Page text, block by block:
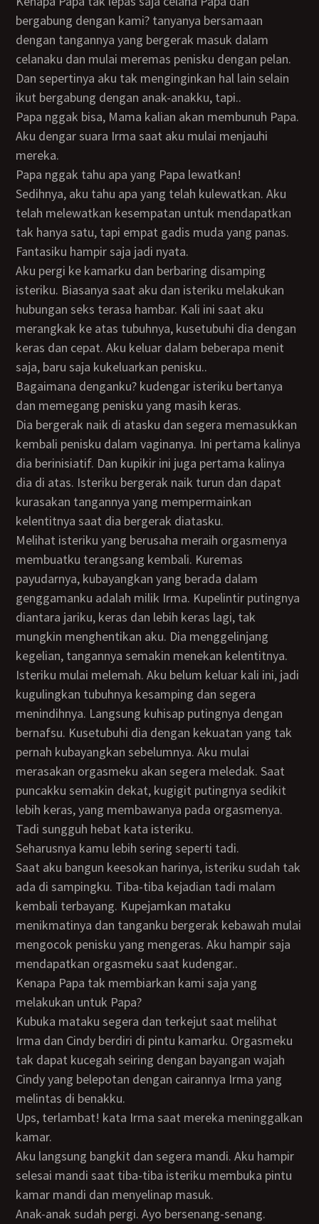
bergabung dengan kami? tanyanya bersamaan
dengan tangannya yang bergerak masuk dalam
celanaku dan mulai meremas penisku dengan pelan.
Dan sepertinya aku tak menginginkan hal lain selain
ikut bergabung dengan anak-anakku, tapi..
Papa nggak bisa, Mama kalian akan membunuh Papa.
Aku dengar suara Irma saat aku mulai menjauhi
mereka.
Papa nggak tahu apa yang Papa lewatkan!
Sedihnya, aku tahu apa yang telah kulewatkan. Aku
telah melewatkan kesempatan untuk mendapatkan
tak hanya satu, tapi empat gadis muda yang panas.
Fantasiku hampir saja jadi nyata.
Aku pergi ke kamarku dan berbaring disamping
isteriku. Biasanya saat aku dan isteriku melakukan
hubungan seks terasa hambar. Kali ini saat aku
merangkak ke atas tubuhnya, kusetubuhi dia dengan
keras dan cepat. Aku keluar dalam beberapa menit
saja, baru saja kukeluarkan penisku..
Bagaimana denganku? kudengar isteriku bertanya
dan memegang penisku yang masih keras.
Dia bergerak naik di atasku dan segera memasukkan
kembali penisku dalam vaginanya. Ini pertama kalinya
dia berinisiatif. Dan kupikir ini juga pertama kalinya
dia di atas. Isteriku bergerak naik turun dan dapat
kurasakan tangannya yang mempermainkan
kelentitnya saat dia bergerak diatasku.
Melihat isteriku yang berusaha meraih orgasmenya
membuatku terangsang kembali. Kuremas
payudarnya, kubayangkan yang berada dalam
genggamanku adalah milik Irma. Kupelintir putingnya
diantara jariku, keras dan lebih keras lagi, tak
mungkin menghentikan aku. Dia menggelinjang
kegelian, tangannya semakin menekan kelentitnya.
Isteriku mulai melemah. Aku belum keluar kali ini, jadi
kugulingkan tubuhnya kesamping dan segera
menindihnya. Langsung kuhisap putingnya dengan
bernafsu. Kusetubuhi dia dengan kekuatan yang tak
pernah kubayangkan sebelumnya. Aku mulai
merasakan orgasmeku akan segera meledak. Saat
puncakku semakin dekat, kugigit putingnya sedikit
lebih keras, yang membawanya pada orgasmenya.
Tadi sungguh hebat kata isteriku.
Seharusnya kamu lebih sering seperti tadi.
Saat aku bangun keesokan harinya, isteriku sudah tak
ada di sampingku. Tiba-tiba kejadian tadi malam
kembali terbayang. Kupejamkan mataku
menikmatinya dan tanganku bergerak kebawah mulai
mengocok penisku yang mengeras. Aku hampir saja
mendapatkan orgasmeku saat kudengar..
Kenapa Papa tak membiarkan kami saja yang
melakukan untuk Papa?
Kubuka mataku segera dan terkejut saat melihat
Irma dan Cindy berdiri di pintu kamarku. Orgasmeku
tak dapat kucegah seiring dengan bayangan wajah
Cindy yang belepotan dengan cairannya Irma yang
melintas di benakku.
Ups, terlambat! kata Irma saat mereka meninggalkan
kamar.
Aku langsung bangkit dan segera mandi. Aku hampir
selesai mandi saat tiba-tiba isteriku membuka pintu
kamar mandi dan menyelinap masuk.
Anak-anak sudah pergi. Ayo bersenang-senang.